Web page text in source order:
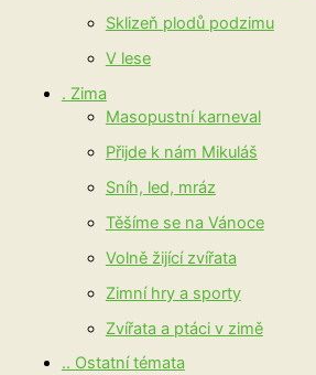
Sklizeň plodů podzimu
V lese
. Zima
Masopustní karneval
Přijde k nám Mikuláš
Sníh, led, mráz
Těšíme se na Vánoce
Volně žijící zvířata
Zimní hry a sporty
Zvířata a ptáci v zimě
.. Ostatní témata